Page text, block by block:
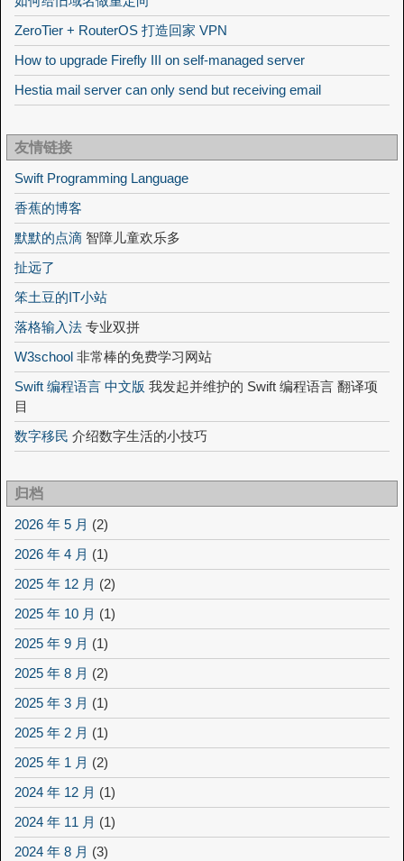
ZeroTier + RouterOS 打造回家 VPN
How to upgrade Firefly III on self-managed server
Hestia mail server can only send but receiving email
友情链接
Swift Programming Language
香蕉的博客
默默的点滴 智障儿童欢乐多
扯远了
笨土豆的IT小站
落格输入法 专业双拼
W3school 非常棒的免费学习网站
Swift 编程语言 中文版 我发起并维护的 Swift 编程语言 翻译项
目
数字移民 介绍数字生活的小技巧
归档
2026 年 5 月 (2)
2026 年 4 月 (1)
2025 年 12 月 (2)
2025 年 10 月 (1)
2025 年 9 月 (1)
2025 年 8 月 (2)
2025 年 3 月 (1)
2025 年 2 月 (1)
2025 年 1 月 (2)
2024 年 12 月 (1)
2024 年 11 月 (1)
2024 年 8 月 (3)